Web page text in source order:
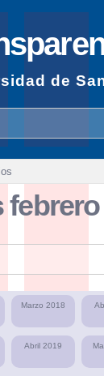
de
usted
Marzo 2018
Abril 2019